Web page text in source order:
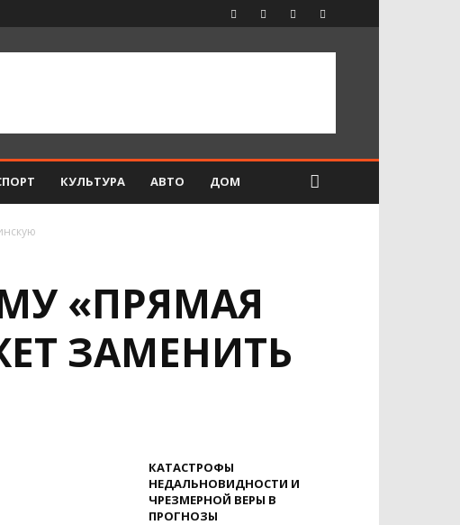
КУЛЬТУРА АВТО ДОМ
«ПРЯМАЯ
ЗАМЕНИТЬ
КАТАСТРОФЫ
НЕДАЛЬНОВИДНОСТИ И
ЧРЕЗМЕРНОЙ ВЕРЫ В
ПРОГНОЗЫ